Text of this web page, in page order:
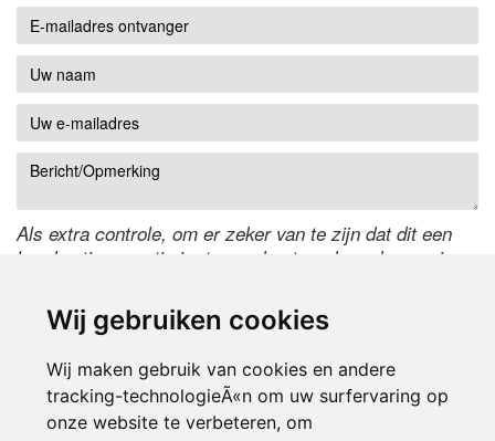
Wij gebruiken cookies
Wij maken gebruik van cookies en andere
tracking-technologieÃ«n om uw surfervaring op
onze website te verbeteren, om
Als extra controle, om er zeker van te zijn dat dit een
handmatige reactie is, typ onderstaande code over in
de code te wijzigen.